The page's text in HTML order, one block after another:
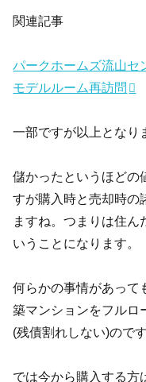
関連記事
パークホームズ流山
モデルルーム再訪問
一部ですが以上となり
儲かったというほどの
すが購入時と売却時の
ますね。つまりは住ん
いうことになります。
何らかの事情があって
築マンションをフルロ
(残債割れしない)のです
では今から購入する方